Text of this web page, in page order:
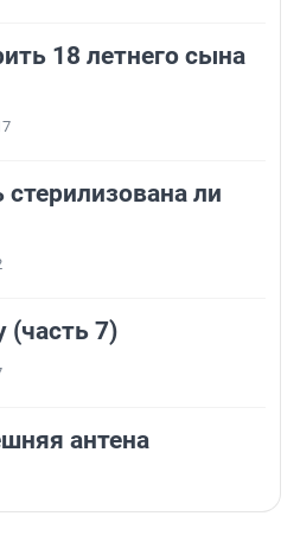
18 летнего сына
стерилизована ли
(часть 7)
антена